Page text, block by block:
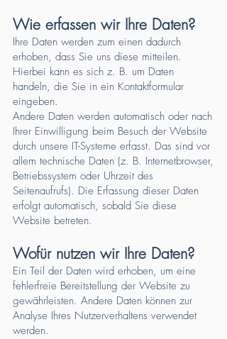
Wie erfassen wir Ihre Daten?
Ihre Daten werden zum einen dadurch
erhoben, dass Sie uns diese mitteilen.
Hierbei kann es sich z. B. um Daten
handeln, die Sie in ein Kontaktformular
eingeben.
Andere Daten werden automatisch oder nach
Ihrer Einwilligung beim Besuch der Website
durch unsere IT-Systeme erfasst. Das sind vor
allem technische Daten (z. B. Internetbrowser,
Betriebssystem oder Uhrzeit des
Seitenaufrufs). Die Erfassung dieser Daten
erfolgt automatisch, sobald Sie diese
Website betreten.
Wofür nutzen wir Ihre Daten?
Ein Teil der Daten wird erhoben, um eine
fehlerfreie Bereitstellung der Website zu
gewährleisten. Andere Daten können zur
Analyse Ihres Nutzerverhaltens verwendet
werden.